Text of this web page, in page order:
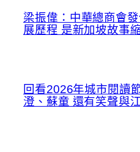
梁振偉：中華總商會
展歷程 是新加坡故事
回看2026年城市閱讀
澄、蘇童 還有笑聲與